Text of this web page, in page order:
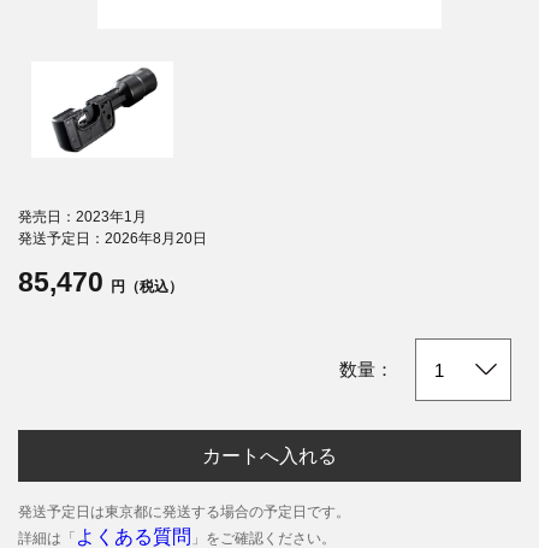
発売日：2023年1月
発送予定日：2026年8月20日
85,470 円（税込）
数量：
カートへ入れる
発送予定日は東京都に発送する場合の予定日です。
詳細は「 よくある質問 」をご確認ください。